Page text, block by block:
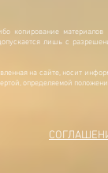
копирование
лишь с
на сайте, носит
определяемой